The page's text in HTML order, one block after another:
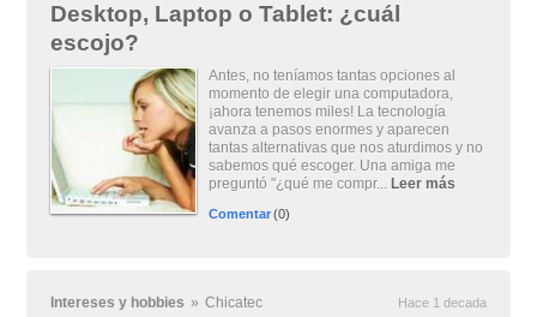
Desktop, Laptop o Tablet: ¿cuál
escojo?
Antes, no teníamos tantas opciones al
momento de elegir una computadora,
¡ahora tenemos miles! La tecnología
avanza a pasos enormes y aparecen
tantas alternativas que nos aturdimos y no
sabemos qué escoger. Una amiga me
preguntó "¿qué me compr... Leer más
Comentar(0)
Intereses y hobbies » Chicatec Hace 1 decada